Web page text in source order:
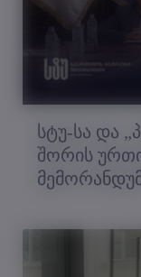
სტუ-სა და
შორის